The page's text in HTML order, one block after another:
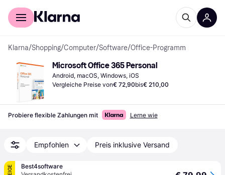
Für Shopper
Klarna/Shopping/Computer/Software/Office-Programm
Microsoft Office 365 Personal
Android, macOS, Windows, iOS
Vergleiche Preise von€ 72,90bis€ 210,00
Probiere flexible Zahlungen mit Lerne wie
Empfohlen Preis inklusive Versand
Best4software